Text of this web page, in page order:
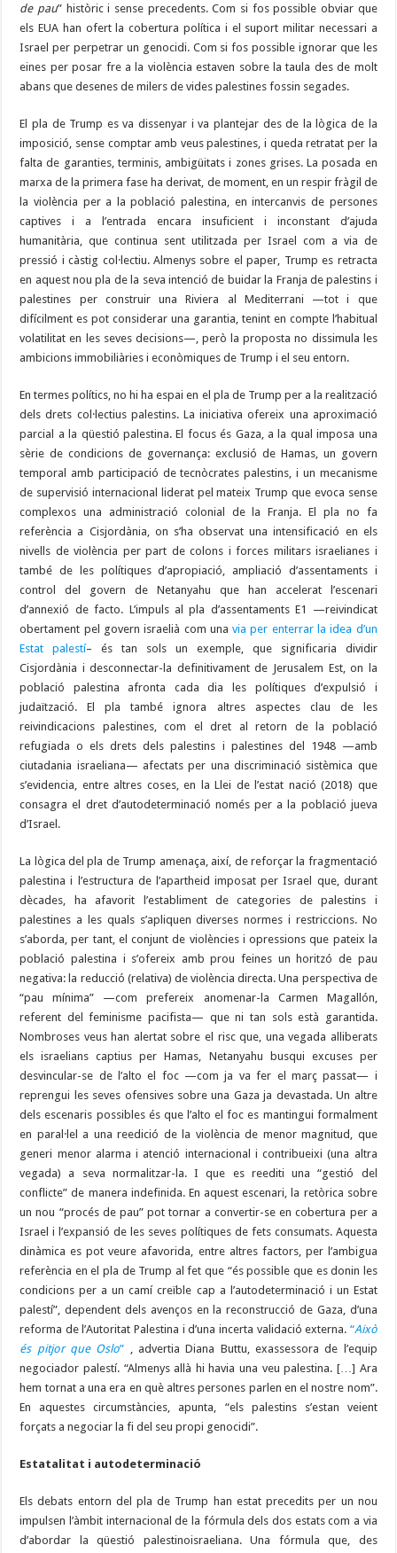
de pau” històric i sense precedents. Com si fos possible obviar que
els EUA han ofert la cobertura política i el suport militar necessari a
Israel per perpetrar un genocidi. Com si fos possible ignorar que les
eines per posar fre a la violència estaven sobre la taula des de molt
abans que desenes de milers de vides palestines fossin segades.
El pla de Trump es va dissenyar i va plantejar des de la lògica de la
imposició, sense comptar amb veus palestines, i queda retratat per la
falta de garanties, terminis, ambigüitats i zones grises. La posada en
marxa de la primera fase ha derivat, de moment, en un respir fràgil de
la violència per a la població palestina, en intercanvis de persones
captives i a l’entrada encara insuficient i inconstant d’ajuda
humanitària, que continua sent utilitzada per Israel com a via de
pressió i càstig col·lectiu. Almenys sobre el paper, Trump es retracta
en aquest nou pla de la seva intenció de buidar la Franja de palestins i
palestines per construir una Riviera al Mediterrani —tot i que
difícilment es pot considerar una garantia, tenint en compte l’habitual
volatilitat en les seves decisions—, però la proposta no dissimula les
ambicions immobiliàries i econòmiques de Trump i el seu entorn.
En termes polítics, no hi ha espai en el pla de Trump per a la realització
dels drets col·lectius palestins. La iniciativa ofereix una aproximació
parcial a la qüestió palestina. El focus és Gaza, a la qual imposa una
sèrie de condicions de governança: exclusió de Hamas, un govern
temporal amb participació de tecnòcrates palestins, i un mecanisme
de supervisió internacional liderat pel mateix Trump que evoca sense
complexos una administració colonial de la Franja. El pla no fa
referència a Cisjordània, on s’ha observat una intensificació en els
nivells de violència per part de colons i forces militars israelianes i
també de les polítiques d’apropiació, ampliació d’assentaments i
control del govern de Netanyahu que han accelerat l’escenari
d’annexió de facto. L’impuls al pla d’assentaments E1 —reivindicat
obertament pel govern israelià com unavia per enterrar la idea d’un
Estat palestí– és tan sols un exemple, que significaria dividir
Cisjordània i desconnectar-la definitivament de Jerusalem Est, on la
població palestina afronta cada dia les polítiques d’expulsió i
judaïtzació. El pla també ignora altres aspectes clau de les
reivindicacions palestines, com el dret al retorn de la població
refugiada o els drets dels palestins i palestines del 1948 —amb
ciutadania israeliana— afectats per una discriminació sistèmica que
s’evidencia, entre altres coses, en la Llei de l’estat nació (2018) que
consagra el dret d’autodeterminació només per a la població jueva
d’Israel.
La lògica del pla de Trump amenaça, així, de reforçar la fragmentació
palestina i l’estructura de l’apartheid imposat per Israel que, durant
dècades, ha afavorit l’establiment de categories de palestins i
palestines a les quals s’apliquen diverses normes i restriccions. No
s’aborda, per tant, el conjunt de violències i opressions que pateix la
població palestina i s’ofereix amb prou feines un horitzó de pau
negativa: la reducció (relativa) de violència directa. Una perspectiva de
“pau mínima” —com prefereix anomenar-la Carmen Magallón,
referent del feminisme pacifista— que ni tan sols està garantida.
Nombroses veus han alertat sobre el risc que, una vegada alliberats
els israelians captius per Hamas, Netanyahu busqui excuses per
desvincular-se de l’alto el foc —com ja va fer el març passat— i
reprengui les seves ofensives sobre una Gaza ja devastada. Un altre
dels escenaris possibles és que l’alto el foc es mantingui formalment
en paral·lel a una reedició de la violència de menor magnitud, que
generi menor alarma i atenció internacional i contribueixi (una altra
vegada) a seva normalitzar-la. I que es reediti una “gestió del
conflicte” de manera indefinida. En aquest escenari, la retòrica sobre
un nou “procés de pau” pot tornar a convertir-se en cobertura per a
Israel i l’expansió de les seves polítiques de fets consumats. Aquesta
dinàmica es pot veure afavorida, entre altres factors, per l’ambigua
referència en el pla de Trump al fet que “és possible que es donin les
condicions per a un camí creïble cap a l’autodeterminació i un Estat
palestí”, dependent dels avenços en la reconstrucció de Gaza, d’una
reforma de l’Autoritat Palestina i d’una incerta validació externa. “Això
és pitjor que Oslo” , advertia Diana Buttu, exassessora de l’equip
negociador palestí. “Almenys allà hi havia una veu palestina. […] Ara
hem tornat a una era en què altres persones parlen en el nostre nom”.
En aquestes circumstàncies, apunta, “els palestins s’estan veient
forçats a negociar la fi del seu propi genocidi”.
Estatalitat i autodeterminació
Els debats entorn del pla de Trump han estat precedits per un nou
impulsen l’àmbit internacional de la fórmula dels dos estats com a via
d’abordar la qüestió palestinoisraeliana. Una fórmula que, des